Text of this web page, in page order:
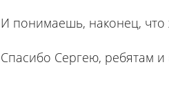
И понимаешь, наконец,
Спасибо Сергею, ребятам и